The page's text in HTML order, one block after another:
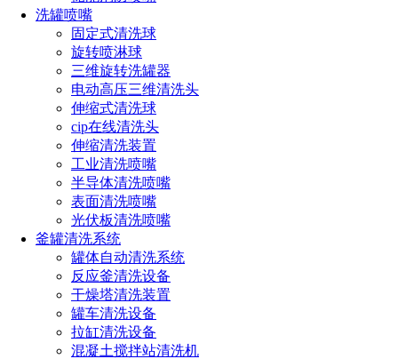
洗罐喷嘴
固定式清洗球
旋转喷淋球
三维旋转洗罐器
电动高压三维清洗头
伸缩式清洗球
cip在线清洗头
伸缩清洗装置
工业清洗喷嘴
半导体清洗喷嘴
表面清洗喷嘴
光伏板清洗喷嘴
釜罐清洗系统
罐体自动清洗系统
反应釜清洗设备
干燥塔清洗装置
罐车清洗设备
拉缸清洗设备
混凝土搅拌站清洗机
几个喷嘴重叠喷射时，特殊设计的边使得喷射所覆盖的区域分
布均匀
3、所有的SJVC喷头都是精加工的，从而提供准确的流率和喷
4、组合式喷嘴广泛应用在各行业，4种不同组合式
分为SJVW提供的是广角扇形喷雾，SJVB提供的是标准及广角
实心锥喷雾,SJVA提供空心锥形喷雾
喷嘴主体
1、喷嘴和帽盖的材料可以是黄铜、303不锈钢和316不锈钢。
2、入口接头是1/8英寸、1/4英寸、3/8英寸或1/2英寸NPT或
BSPT(内或外螺纹)。
3、出口的接头是11/16"-16UNF牙或者G3/8牙，可以配扇形喷